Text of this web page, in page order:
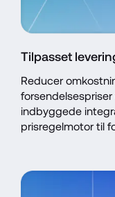
Tilpasset
Reducer
indbyggede
prisregelmotor til